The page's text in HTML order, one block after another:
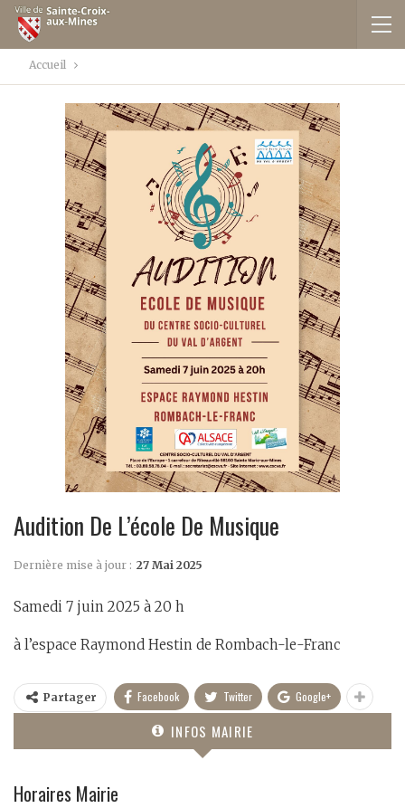
Accueil
Audition De L’école De Musique
Dernière mise à jour : 27 Mai 2025
Samedi 7 juin 2025 à 20 h
à l’espace Raymond Hestin de Rombach-le-Franc
Partager Facebook Twitter Google+
INFOS MAIRIE
Horaires Mairie